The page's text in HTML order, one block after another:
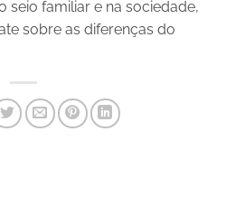
seio familiar e na sociedade,
sobre as diferenças do